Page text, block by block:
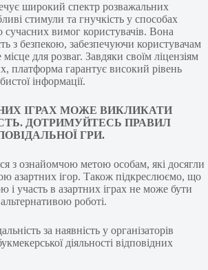
широкий спектр розважальних
стимули та гнучкість у способах
сучасних вимог користувачів. Вона
з безпекою, забезпечуючи користувачам
для розваг. Завдяки своїм ліцензіям
платформа гарантує високий рівень
інформації.
ІГРАХ МОЖЕ ВИКЛИКАТИ
ДОТРИМУЙТЕСЬ ПРАВИЛ
ГРИ.
з ознайомчою метою особам, які досягли
азартних ігор. Також підкреслюємо, що
і участь в азартних іграх не може бути
роботі.
за наявність у організаторів
діяльності відповідних